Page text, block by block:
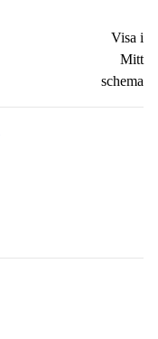
Visa i
Mitt
schema